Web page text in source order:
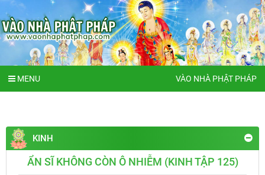
MENU VÀO NHÀ PHẬT PHÁP
KINH
ẨN SĨ KHÔNG CÒN Ô NHIỄM (KINH TẬP 125)